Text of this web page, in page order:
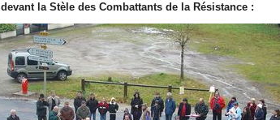
devant la Stèle des Combattants de la Résistance :